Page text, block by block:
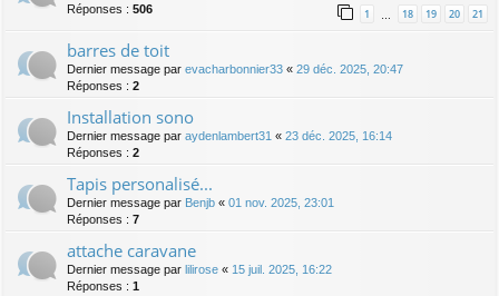
Réponses : 506 1 18 19 20 21
barres de toit
Dernier message par evacharbonnier33 « 29 déc. 2025, 20:47
Réponses : 2
Installation sono
Dernier message par aydenlambert31 « 23 déc. 2025, 16:14
Réponses : 2
Tapis personalisé...
Dernier message par Benjb « 01 nov. 2025, 23:01
Réponses : 7
attache caravane
Dernier message par lilirose « 15 juil. 2025, 16:22
Réponses : 1